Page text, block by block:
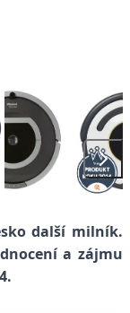
další milník.
a zájmu